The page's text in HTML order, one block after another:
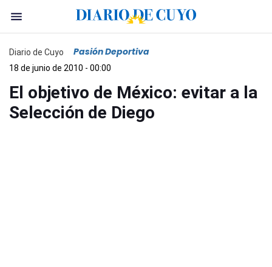
Diario de Cuyo Pasión Deportiva
18 de junio de 2010 - 00:00
El objetivo de México: evitar a la
Selección de Diego